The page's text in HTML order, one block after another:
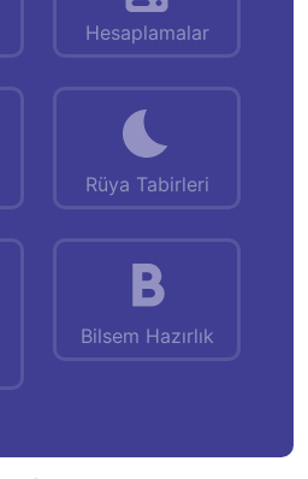
Hesaplamalar
Rüya Tabirleri
Bilsem Hazırlık